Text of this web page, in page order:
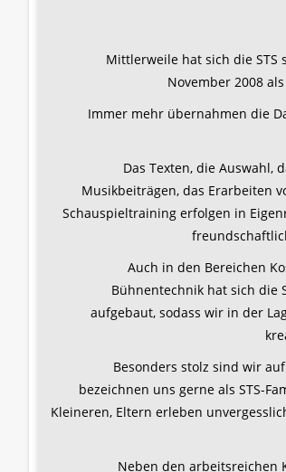
Mittlerweile hat sich die
November 2008
Immer mehr übernahmen die
Das Texten, die Auswahl,
Musikbeiträgen, das Erarbeiten
Schauspieltraining erfolgen in
Auch in den Bereichen
Bühnentechnik hat sich die
aufgebaut, sodass wir in der
Besonders stolz sind wir
bezeichnen uns gerne als STS-
Kleineren, Eltern erleben
Neben den arbeitsreichen